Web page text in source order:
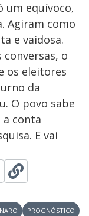
um equívoco,
Agiram como
e vaidosa.
conversas, o
os eleitores
da
O povo sabe
a conta
E vai
PROGNÓSTICO